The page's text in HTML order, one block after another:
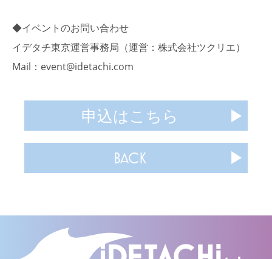
◆イベントのお問い合わせ
イデタチ東京運営事務局（運営：株式会社ツクリエ）
Mail：event@idetachi.com
申込はこちら
BACK